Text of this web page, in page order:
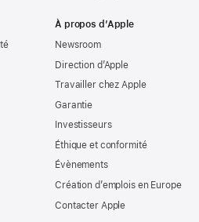
À propos d’Apple
Newsroom
Direction d’Apple
Travailler chez Apple
Garantie
Investisseurs
Éthique et conformité
Évènements
Création d’emplois en Europe
Contacter Apple